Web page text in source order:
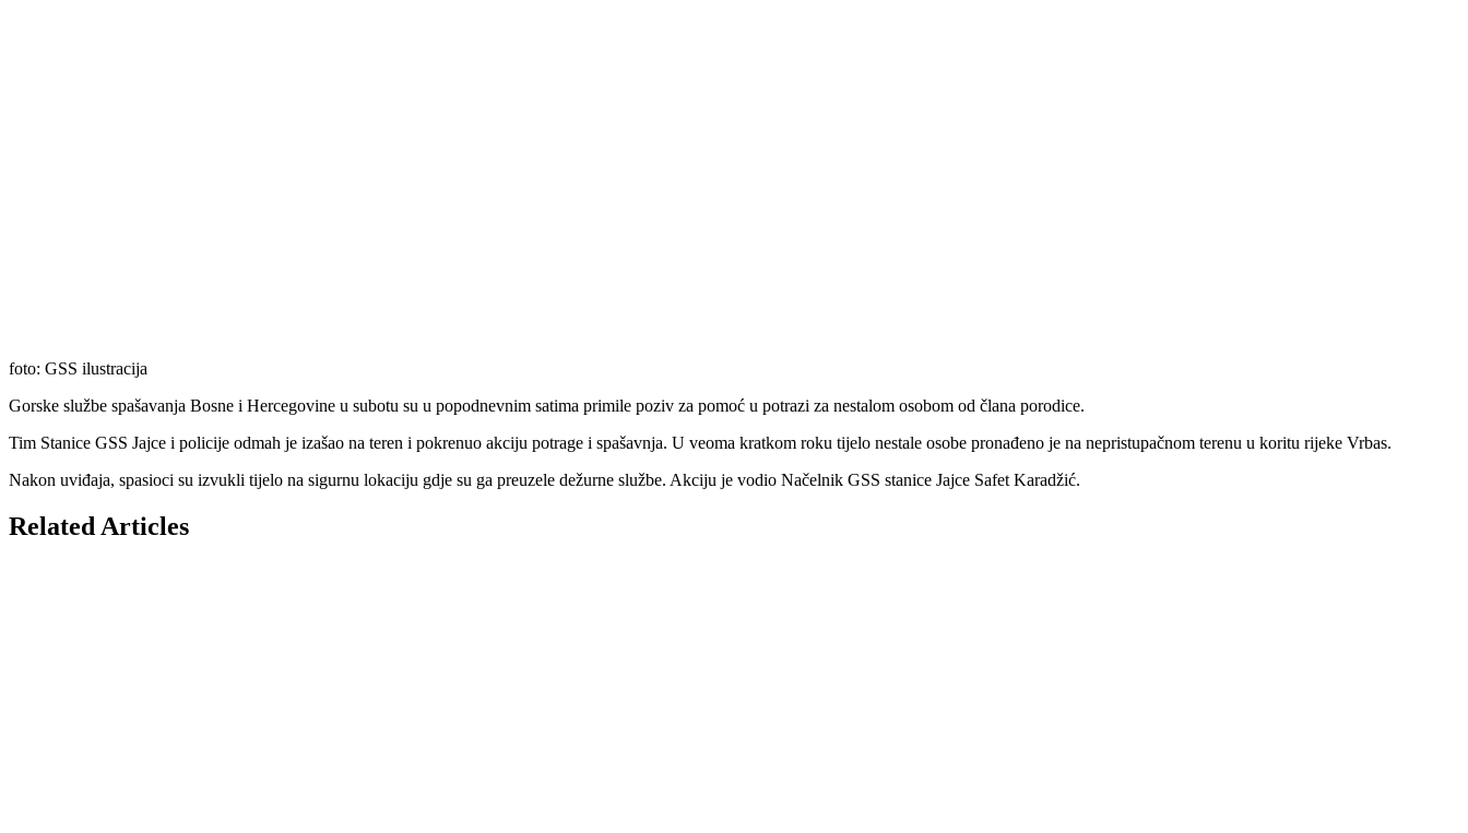
foto: GSS ilustracija
Gorske službe spašavanja Bosne i Hercegovine u subotu su u popodnevnim satima primile poziv za pomoć u potrazi za nestalom osobom od člana porodice.
Tim Stanice GSS Jajce i policije odmah je izašao na teren i pokrenuo akciju potrage i spašavnja. U veoma kratkom roku tijelo nestale osobe pronađeno je na nepristupačnom terenu u koritu rijeke Vrbas.
Nakon uviđaja, spasioci su izvukli tijelo na sigurnu lokaciju gdje su ga preuzele dežurne službe. Akciju je vodio Načelnik GSS stanice Jajce Safet Karadžić.
Related Articles